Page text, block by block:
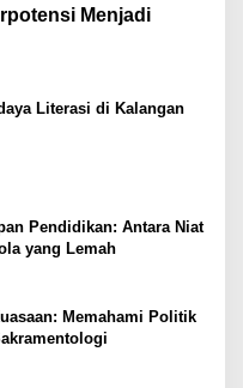
Menjadi
Literasi di Kalangan
Pendidikan: Antara Niat
yang Lemah
Memahami Politik